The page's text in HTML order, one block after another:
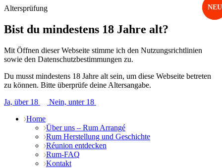
Altersprüfung
Bist du mindestens 18 Jahre alt?
Mit Öffnen dieser Webseite stimme ich den Nutzungsrichtlinien
sowie den Datenschutzbestimmungen zu.
Du musst mindestens 18 Jahre alt sein, um diese Webseite betreten
zu können. Bitte überprüfe deine Altersangabe.
Ja, über 18
Nein, unter 18
Home
Über uns – Rum Arrangé
Rum Herstellung und Geschichte
Réunion entdecken
Rum-FAQ
Kontakt
NEU
NEU